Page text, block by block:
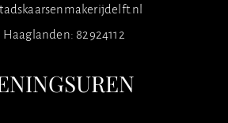
Haaglanden: 82924112